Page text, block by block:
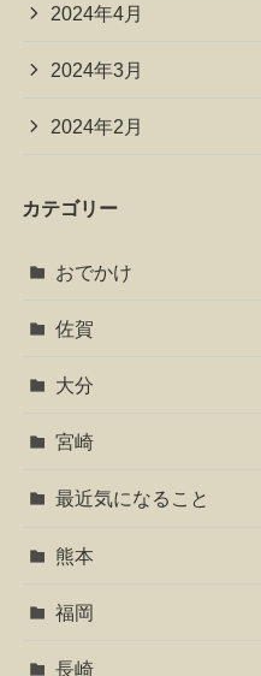
2024年4月
2024年3月
2024年2月
カテゴリー
おでかけ
佐賀
大分
宮崎
最近気になること
熊本
福岡
長崎